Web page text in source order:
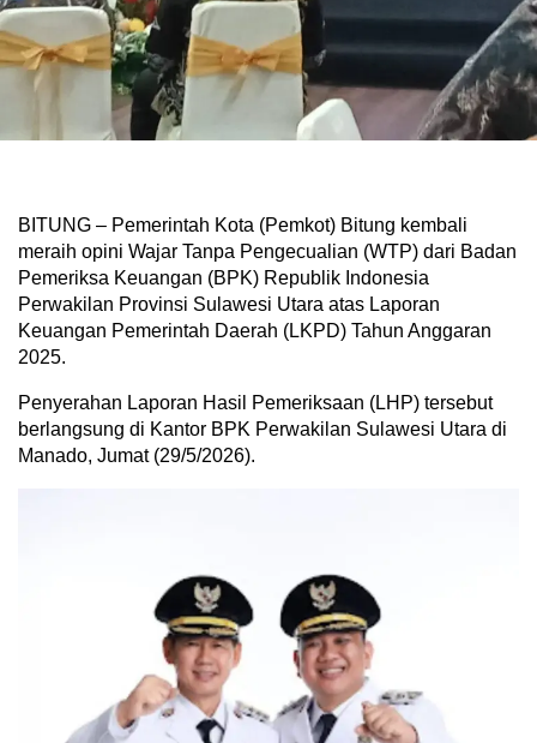
BITUNG – Pemerintah Kota (Pemkot) Bitung kembali
meraih opini Wajar Tanpa Pengecualian (WTP) dari Badan
Pemeriksa Keuangan (BPK) Republik Indonesia
Perwakilan Provinsi Sulawesi Utara atas Laporan
Keuangan Pemerintah Daerah (LKPD) Tahun Anggaran
2025.
Penyerahan Laporan Hasil Pemeriksaan (LHP) tersebut
berlangsung di Kantor BPK Perwakilan Sulawesi Utara di
Manado, Jumat (29/5/2026).